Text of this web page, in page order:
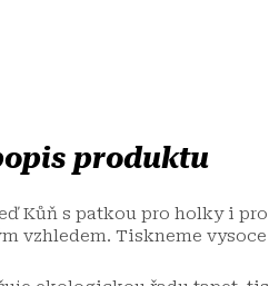
produktu
Kůň s patkou pro holky i
vzhledem. Tiskneme